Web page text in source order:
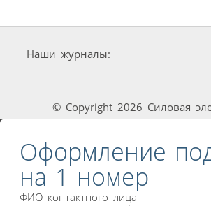
Наши журналы:
© Copyright 2026 Силовая
Оформление
на 1 номер
ФИО контактного лица